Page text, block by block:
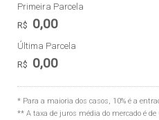
Primeira Parcela
R$ 0,00
Última Parcela
R$ 0,00
* Para a maioria dos casos, 10% é a
** A taxa de juros média do mercado é de